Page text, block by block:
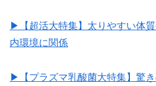
▶︎【超活大特集】太りやすい体
内環境に関係
▶︎【プラズマ乳酸菌大特集】驚